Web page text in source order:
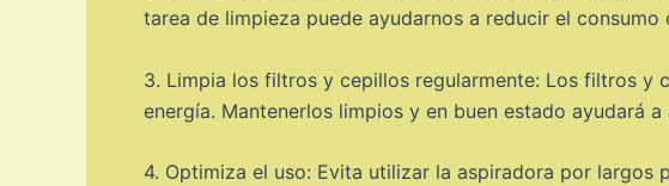
tarea de limpieza puede ayudarnos a reducir el consumo
3. Limpia los filtros y cepillos regularmente: Los filtros y
energía. Mantenerlos limpios y en buen estado ayudará a
4. Optimiza el uso: Evita utilizar la aspiradora por largos